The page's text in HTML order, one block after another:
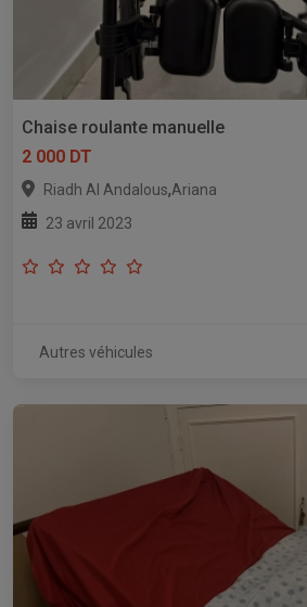
Chaise roulante manuelle
2 000 DT
Riadh Al Andalous,Ariana
23 avril 2023
Autres véhicules